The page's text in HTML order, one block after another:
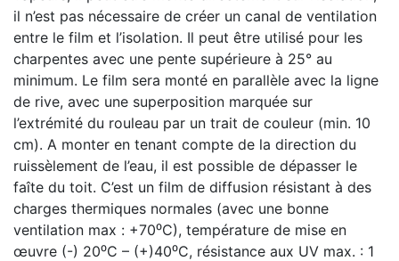
il n’est pas nécessaire de créer un canal de ventilation
entre le film et l’isolation. Il peut être utilisé pour les
charpentes avec une pente supérieure à 25° au
minimum. Le film sera monté en parallèle avec la ligne
de rive, avec une superposition marquée sur
l’extrémité du rouleau par un trait de couleur (min. 10
cm). A monter en tenant compte de la direction du
ruissèlement de l’eau, il est possible de dépasser le
faîte du toit. C’est un film de diffusion résistant à des
charges thermiques normales (avec une bonne
ventilation max : +70⁰C), température de mise en
œuvre (-) 20⁰C – (+)40⁰C, résistance aux UV max. : 1